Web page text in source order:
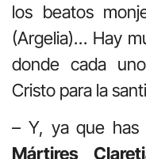
los beatos
(Argelia)… Hay
donde cada
Cristo para la
– Y, ya que has
Mártires